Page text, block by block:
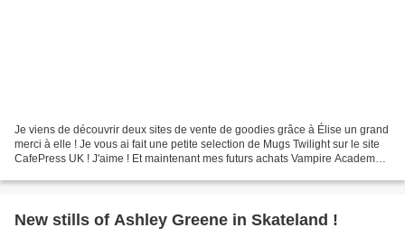
Je viens de découvrir deux sites de vente de goodies grâce à Élise un grand
merci à elle ! Je vous ai fait une petite selection de Mugs Twilight sur le site
CafePress UK ! J'aime ! Et maintenant mes futurs achats Vampire Academy
New stills of Ashley Greene in Skateland !